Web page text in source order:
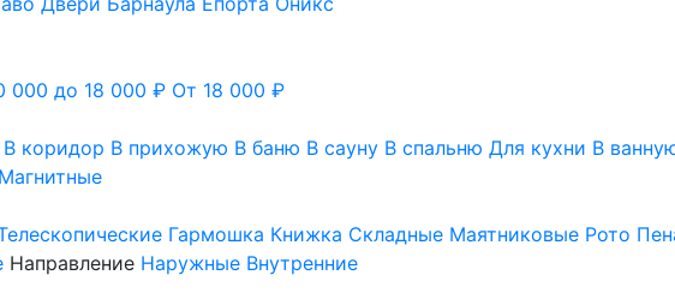
000 до 18 000 ₽ От 18 000 ₽
В коридор В прихожую В баню В сауну В спальню Для кухни В
Магнитные
Гармошка Книжка Складные Маятниковые Рото
Направление Наружные Внутренние